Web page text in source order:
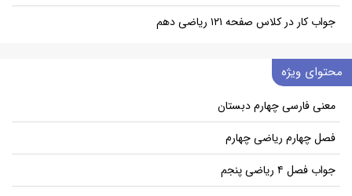
جواب کار در کلاس صفحه ۱۲۱ ریاضی دهم
محتوای ویژه
معنی فارسی چهارم دبستان
فصل چهارم ریاضی چهارم
جواب فصل ۴ ریاضی پنجم